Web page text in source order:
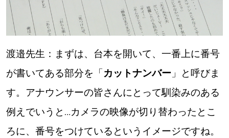
北海道で暮らす、あなたとつくる、
【道北のお気に入りを見つけたい】
【道東のお気に入りを見つけたい】
渡邉先生：まずは、台本を開いて、一番上に番号
が書いてある部分を「カットナンバー 」と呼びま
す。アナウンサーの皆さんにとって馴染みのある
例えでいうと…カメラの映像が切り替わったとこ
ろに、番号をつけているというイメージですね。